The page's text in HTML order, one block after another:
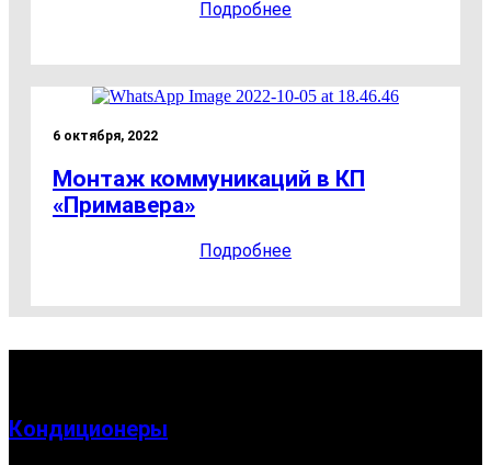
Подробнее
6 октября, 2022
Монтаж коммуникаций в КП
«Примавера»
Подробнее
Кондиционеры